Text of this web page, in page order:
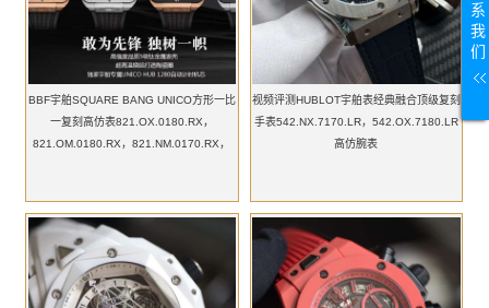
BBF宇舶SQUARE BANG UNICO方形一比
一复刻高仿表821.OX.0180.RX，
821.OM.0180.RX，821.NM.0170.RX，
视频评测HUBLOT宇舶表经典融合顶级复刻
手表542.NX.7170.LR，542.OX.7180.LR
高仿腕表
系
我
们